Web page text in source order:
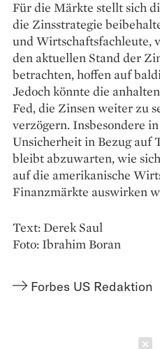
Für die Märkte stellt sich
die Zinsstrategie
und Wirtschaftsfachleute,
den aktuellen Stand der
betrachten, hoffen auf
Jedoch könnte die
Fed, die Zinsen weiter zu
verzögern. Insbesondere
Unsicherheit in Bezug auf
bleibt abzuwarten, wie
auf die amerikanische
Finanzmärkte auswirken
Text: Derek Saul
Foto: Ibrahim Boran
Forbes US Redaktion